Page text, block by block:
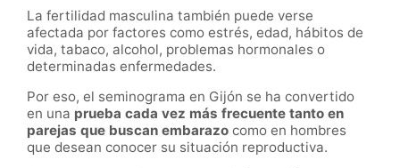
La fertilidad masculina también puede verse
afectada por factores como estrés, edad, hábitos de
vida, tabaco, alcohol, problemas hormonales o
determinadas enfermedades.
Por eso, el seminograma en Gijón se ha convertido
en una prueba cada vez más frecuente tanto en
parejas que buscan embarazo como en hombres
que desean conocer su situación reproductiva.